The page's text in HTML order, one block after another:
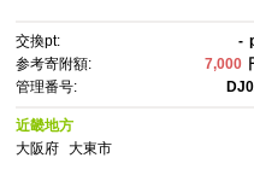
交換pt: -
参考寄附額:
7,000
管理番号:
近畿地方
大阪府
大東市